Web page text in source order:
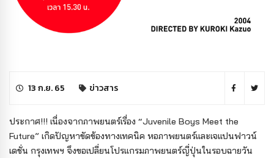
13 ก.ย. 65 ข่าวสาร
ประกาศ!!! เนื่องจากภาพยนตร์เรื่อง “Juvenile Boys Meet the
Future” เกิดปัญหาขัดข้องทางเทคนิค หอภาพยนตร์และเจแปนฟาวน์
เดชั่น กรุงเทพฯ จึงขอเปลี่ยนโปรแกรมภาพยนตร์ญี่ปุ่นในรอบฉายวัน